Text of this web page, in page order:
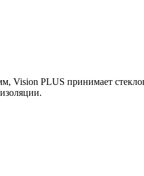
PLUS принимает